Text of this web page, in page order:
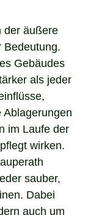
der äußere
Gebäudes
als jeder
Ablagerungen
im Laufe der
wirken.
sauber,
Dabei
auch um